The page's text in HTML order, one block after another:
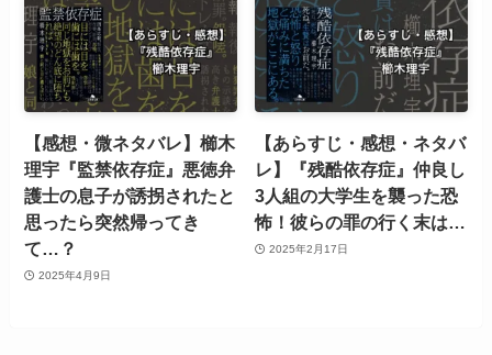
【感想・微ネタバレ】櫛木
理宇『監禁依存症』悪徳弁
護士の息子が誘拐されたと
思ったら突然帰ってき
て…？
2025年4月9日
【あらすじ・感想・ネタバ
レ】『残酷依存症』仲良し
3人組の大学生を襲った恐
怖！彼らの罪の行く末は…
2025年2月17日